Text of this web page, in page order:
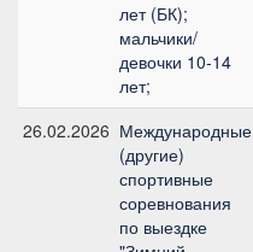
лет (БК);
мальчики/
девочки 10-14
лет;
26.02.2026 Международные
(другие)
спортивные
соревнования
по выездке